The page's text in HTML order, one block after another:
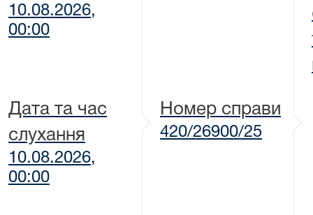
10.08.2026,
00:00
Дата та час
слухання
10.08.2026,
00:00
Номер справи
420/26900/25